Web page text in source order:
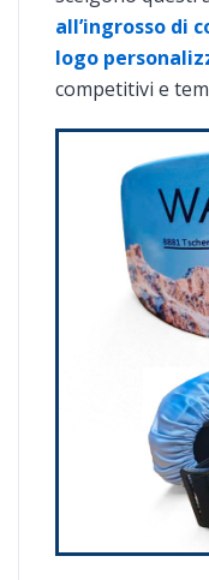
all’ingrosso di
logo
competitivi e